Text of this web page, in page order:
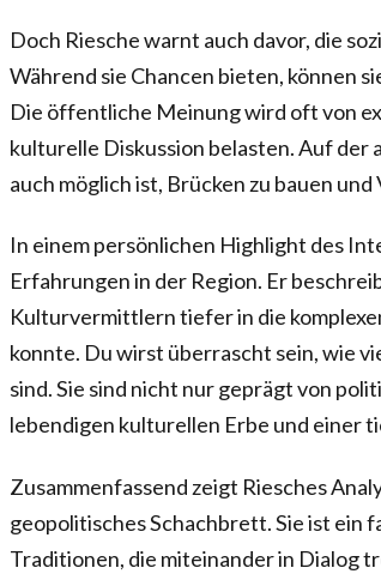
Doch Riesche warnt auch davor, die
Während sie Chancen bieten, können
Die öffentliche Meinung wird oft von
kulturelle Diskussion belasten. Auf der
auch möglich ist, Brücken zu bauen
In einem persönlichen Highlight des
Erfahrungen in der Region. Er
Kulturvermittlern tiefer in die
konnte. Du wirst überrascht sein, wie
sind. Sie sind nicht nur geprägt von
lebendigen kulturellen Erbe und einer
Zusammenfassend zeigt Riesches
geopolitisches Schachbrett. Sie ist ein
Traditionen, die miteinander in Dialog